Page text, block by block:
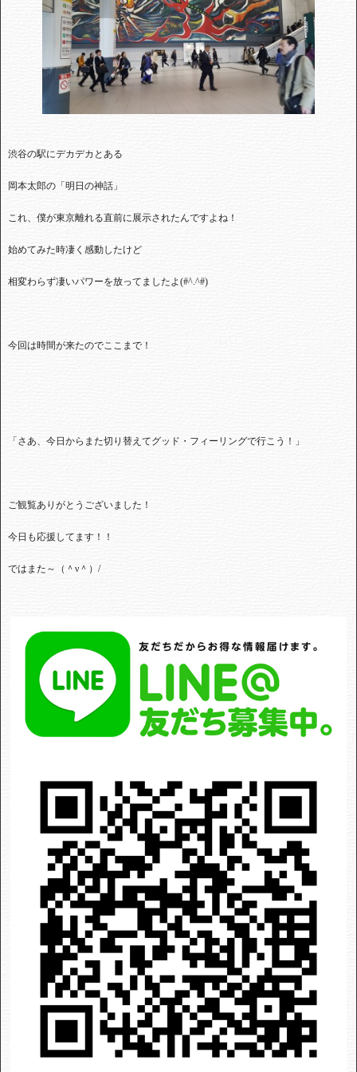
渋谷の駅にデカデカとある
岡本太郎の「明日の神話」
これ、僕が東京離れる直前に展示されたんですよね！
始めてみた時凄く感動したけど
相変わらず凄いパワーを放ってましたよ(#^.^#)
今回は時間が来たのでここまで！
「さあ、今日からまた切り替えてグッド・フィーリングで行こう！」
ご観覧ありがとうございました！
今日も応援してます！！
ではまた～（＾ν＾）/